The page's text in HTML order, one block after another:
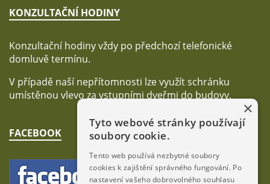
KONZULTAČNÍ HODINY
Konzultační hodiny vždy po předchozí telefonické
domluvě termínu.
V případě naší nepřítomnosti lze využít schránku
umístěnou vlevo za vstupními dveřmi do budovy.
FACEBOOK
×
Tyto webové stránky používají
soubory cookie.
Tento web používá nezbytné soubory
cookies k zajištění správného fungování. Po
nastavení vašeho dobrovolného souhlasu